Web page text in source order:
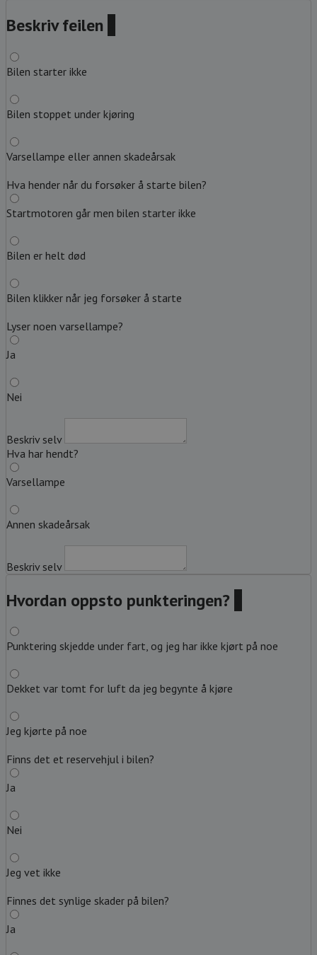
Beskriv feilen
Bilen starter ikke
Bilen stoppet under kjøring
Varsellampe eller annen skadeårsak
Hva hender når du forsøker å starte bilen?
Startmotoren går men bilen starter ikke
Bilen er helt død
Bilen klikker når jeg forsøker å starte
Lyser noen varsellampe?
Ja
Nei
Beskriv selv
Hva har hendt?
Varsellampe
Annen skadeårsak
Beskriv selv
Hvordan oppsto punkteringen?
Punktering skjedde under fart, og jeg har ikke kjørt på noe
Dekket var tomt for luft da jeg begynte å kjøre
Jeg kjørte på noe
Finns det et reservehjul i bilen?
Ja
Nei
Jeg vet ikke
Finnes det synlige skader på bilen?
Ja